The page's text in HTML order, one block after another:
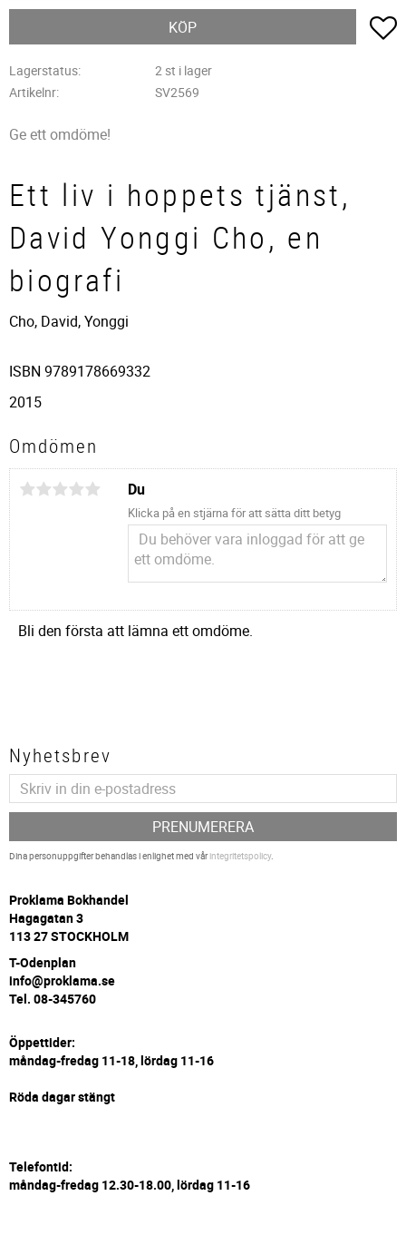
KÖP
Lagerstatus
2 st i lager
Artikelnr
SV2569
Ge ett omdöme!
Ett liv i hoppets tjänst,
David Yonggi Cho, en
biografi
Cho, David, Yonggi
ISBN 9789178669332
2015
Omdömen
Du
Klicka på en stjärna för att sätta ditt betyg
Bli den första att lämna ett omdöme.
Nyhetsbrev
PRENUMERERA
Dina personuppgifter behandlas i enlighet med vårintegritetspolicy.
Proklama Bokhandel
Hagagatan 3
113 27 STOCKHOLM
T-Odenplan
info@proklama.se
Tel. 08-345760
Öppettider:
måndag-fredag 11-18, lördag 11-16
Röda dagar stängt
Telefontid:
måndag-fredag 12.30-18.00, lördag 11-16